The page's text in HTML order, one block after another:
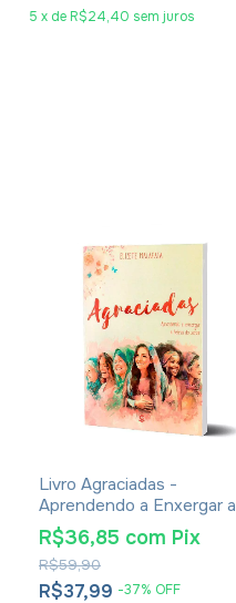
5 x de R$24,40 sem juros
Livro Agraciadas -
Aprendendo a Enxergar a
Beleza do Servir - Elizete
Malafaia
R$37,99 -37% OFF
R$59,90
R$36,85 com Pix